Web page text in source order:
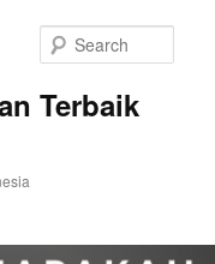
Terbaik